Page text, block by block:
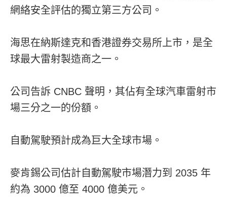
網絡安全評估的獨立第三方公司。
海思在納斯達克和香港證券交易所上市，是全
球最大雷射製造商之一。
公司告訴 CNBC 聲明，其佔有全球汽車雷射市
場三分之一的份額。
自動駕駛預計成為巨大全球市場。
麥肯錫公司估計自動駕駛市場潛力到 2035 年
約為 3000 億至 4000 億美元。